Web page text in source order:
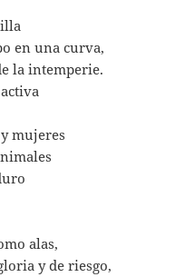
en una curva,
la intemperie.
mujeres
alas,
y de riesgo,